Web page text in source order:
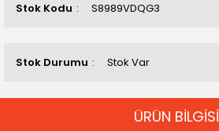
Stok Kodu S8989VDQG3
Stok Durumu Stok Var
ÜRÜN BİLGİSİ